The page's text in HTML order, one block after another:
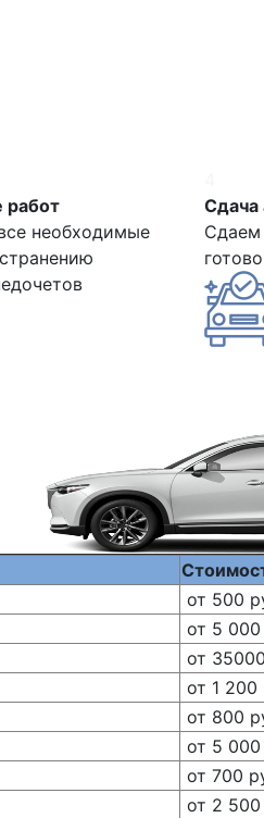
работ
необходимые
Сдача
Сдаем
от 500
от 5
от
от 1 200
от 800
от 5
от 700
от 2